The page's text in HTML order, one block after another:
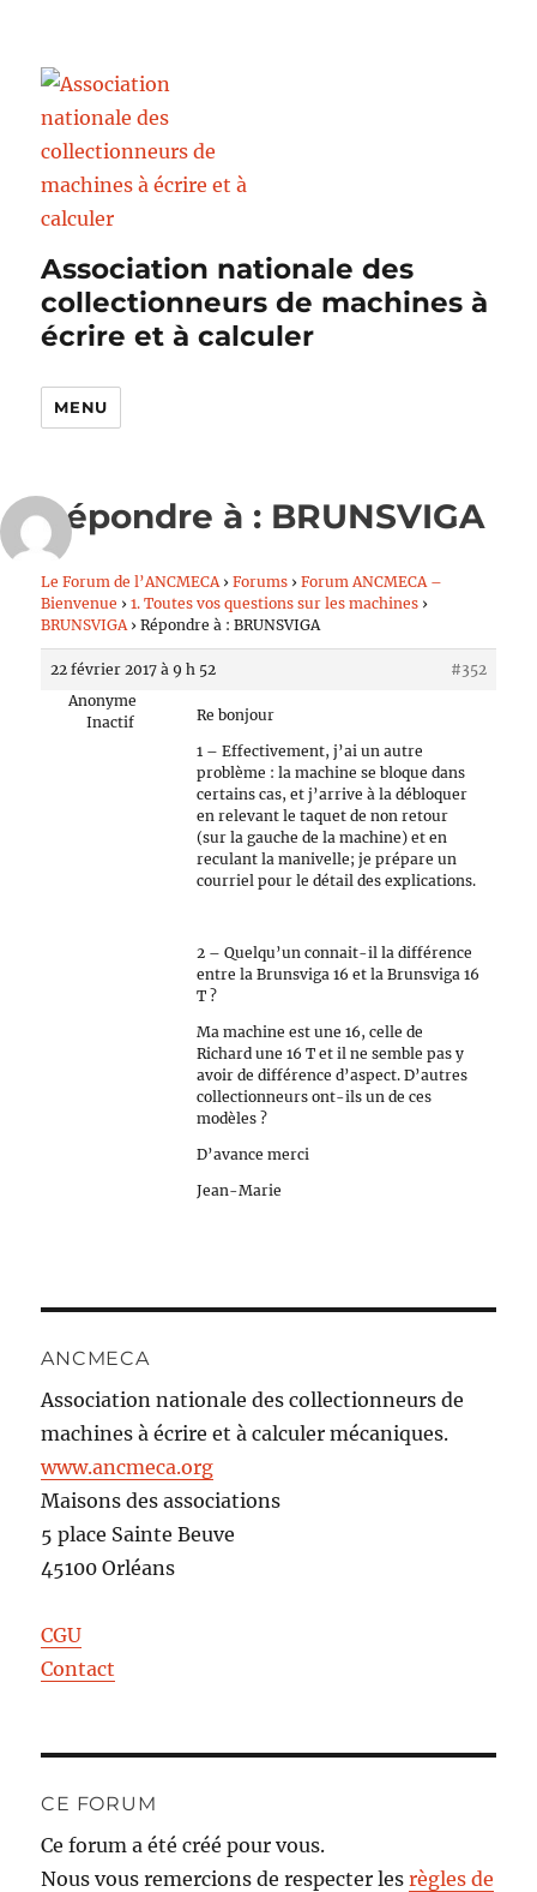
Association nationale des
collectionneurs de machines à
écrire et à calculer
MENU
Répondre à : BRUNSVIGA
Le Forum de l’ANCMECA › Forums › Forum ANCMECA –
Bienvenue › 1. Toutes vos questions sur les machines ›
BRUNSVIGA › Répondre à : BRUNSVIGA
22 février 2017 à 9 h 52
#352
Anonyme
Inactif
Re bonjour
1 – Effectivement, j’ai un autre
problème : la machine se bloque dans
certains cas, et j’arrive à la débloquer
en relevant le taquet de non retour
(sur la gauche de la machine) et en
reculant la manivelle; je prépare un
courriel pour le détail des explications.
2 – Quelqu’un connait-il la différence
entre la Brunsviga 16 et la Brunsviga 16
T ?
Ma machine est une 16, celle de
Richard une 16 T et il ne semble pas y
avoir de différence d’aspect. D’autres
collectionneurs ont-ils un de ces
modèles ?
D’avance merci
Jean-Marie
ANCMECA
Association nationale des collectionneurs de
machines à écrire et à calculer mécaniques.
www.ancmeca.org
Maisons des associations
5 place Sainte Beuve
45100 Orléans
CGU
Contact
CE FORUM
Ce forum a été créé pour vous.
Nous vous remercions de respecter lesrègles de